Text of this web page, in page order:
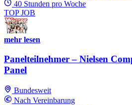
40 Stunden pro Woche
TOP JOB
mehr lesen
Panelteilnehmer – Nielsen
Panel
Bundesweit
Nach Vereinbarung